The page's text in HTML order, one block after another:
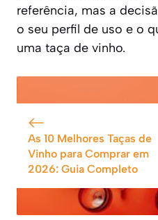
referência, mas a
o seu perfil de uso e o
uma taça de vinho.
As 10 Melhores Taças de
Vinho para Comprar em
2026: Guia Completo